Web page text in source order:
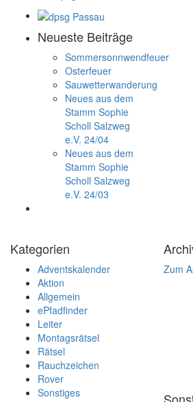
Neueste Beiträge
Sommersonnwendfeuer
Osterfeuer
Sauwetterwanderung
Neues aus dem
Stamm Sophie
Scholl Salzweg
e.V. 24/04
Neues aus dem
Stamm Sophie
Scholl Salzweg
e.V. 24/03
Kategorien
Adventskalender
Aktion
Allgemein
ePfadfinder
Leiter
Montagsrätsel
Rätsel
Rauchzeichen
Rover
Sonstiges
Zum